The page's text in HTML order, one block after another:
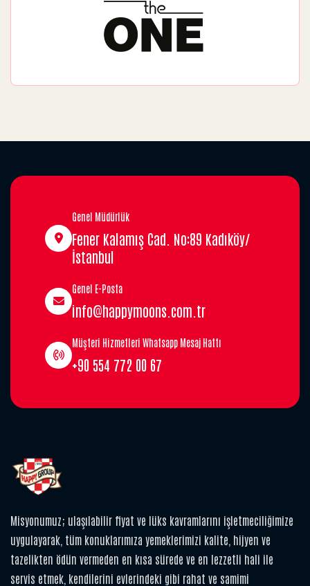
Genel Müdürlük
Fener Kalamış Cad. No:89 Kadıköy/
İstanbul
Genel E-Posta
info@happymoons.com.tr
Müşteri Hizmetleri Whatsapp Mesaj Hattı
+90 554 772 00 67
Misyonumuz; ulaşılabilir fiyat ve lüks kavramlarını işletmeciliğimize
uygulayarak, tüm konuklarımıza yemeklerimizi kalite, hijyen ve
tazelikten ödün vermeden en kısa sürede ve en lezzetli hali ile
servis etmek, kendilerini evlerindeki gibi rahat ve samimi